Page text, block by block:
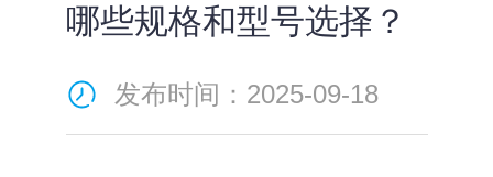
哪些规格和型号选择？
发布时间：2025-09-18